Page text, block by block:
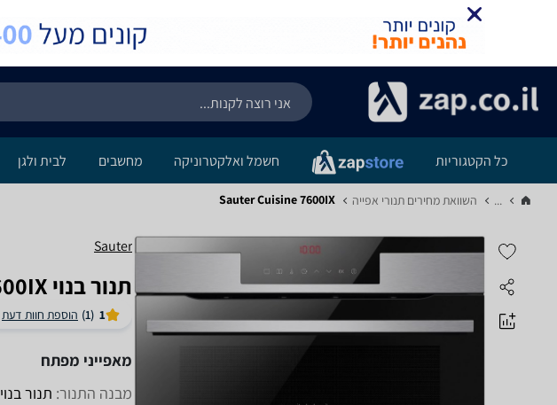
כל הקטגוריות חשמל ואלקטרוניקה מחשבים לבית ולגן
... השוואת מחירים תנורי אפייה‏ Sauter Cuisine 7600IX
Sauter
‏תנור בנוי Sauter Cuisine 7600IX סאוטר
1
(1) הוספת חוות דעת
מאפייני מפתח
מבנה התנור: תנור בנוי